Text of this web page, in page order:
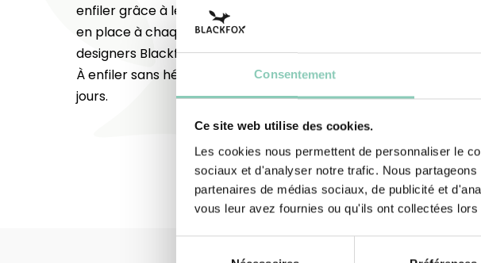
Consentement
Ce site web utilise des cookies.
Les cookies nous permettent de personnaliser le
sociaux et d'analyser notre trafic. Nous
partenaires de médias sociaux, de publicité et
vous leur avez fournies ou qu'ils ont collectées
enfiler grâce à leur rebord discret à l’arrière, ils restent bien
en place à chaque pas. Leur motif fleuri, dessiné par les
designers Blackfox, invite à profiter du plein air avec légèreté.
À enfiler sans hésiter pour savourer la douceur des beaux
jours.